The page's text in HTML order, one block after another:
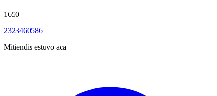
1650
2323460586
Mitiendis estuvo aca